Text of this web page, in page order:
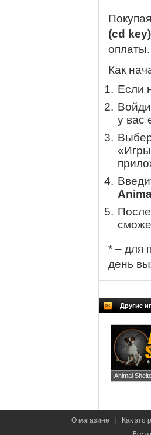
(cd
оплаты.
Как
Если
у вас
* – для
день
Другие
Animal
О магазине Как это